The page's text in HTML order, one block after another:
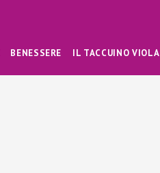
BENESSERE IL TACCUINO VIOLA